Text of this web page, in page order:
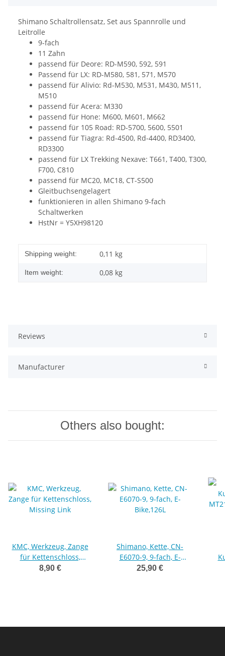
Shimano Schaltrollensatz, Set aus Spannrolle und
Leitrolle
9-fach
11 Zahn
passend für Deore: RD-M590, 592, 591
Passend für LX: RD-M580, 581, 571, M570
passend für Alivio: Rd-M530, M531, M430, M511,
M510
passend für Acera: M330
passend für Hone: M600, M601, M662
passend für 105 Road: RD-5700, 5600, 5501
passend für Tiagra: Rd-4500, Rd-4400, RD3400,
RD3300
passend für LX Trekking Nexave: T661, T400, T300,
F700, C810
passend für MC20, MC18, CT-S500
Gleitbuchsengelagert
funktionieren in allen Shimano 9-fach
Schaltwerken
HstNr = Y5XH98120
Shipping weight: 0,11 kg
Item weight: 0,08 kg
Reviews
Manufacturer
Others also bought:
KMC, Werkzeug, Zange
für Kettenschloss,
Missing Link
8,90 €
Shimano, Kette, CN-
E6070-9, 9-fach, E-
Bike,126L
25,90 €